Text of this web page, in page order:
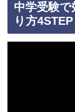
中学受験
り方4STEP